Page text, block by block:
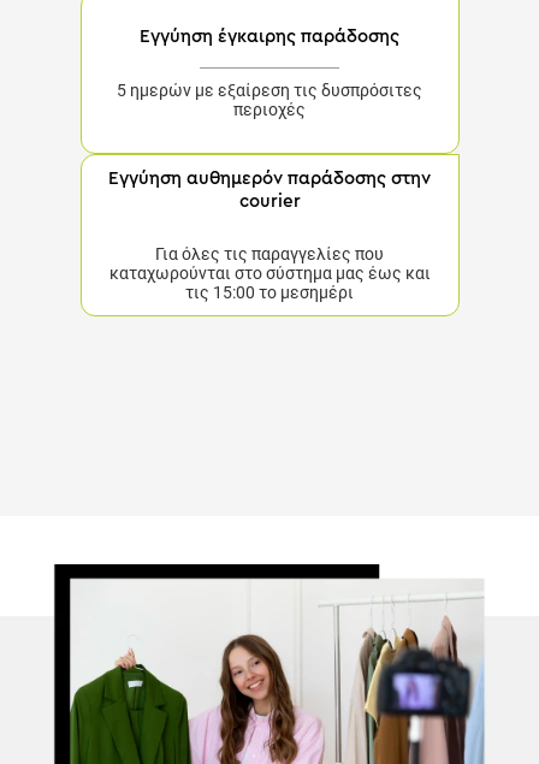
Εγγύηση έγκαιρης παράδοσης
5 ημερών με εξαίρεση τις δυσπρόσιτες
περιοχές
Εγγύηση αυθημερόν παράδοσης στην
courier
Για όλες τις παραγγελίες που
καταχωρούνται στο σύστημα μας έως και
τις 15:00 το μεσημέρι